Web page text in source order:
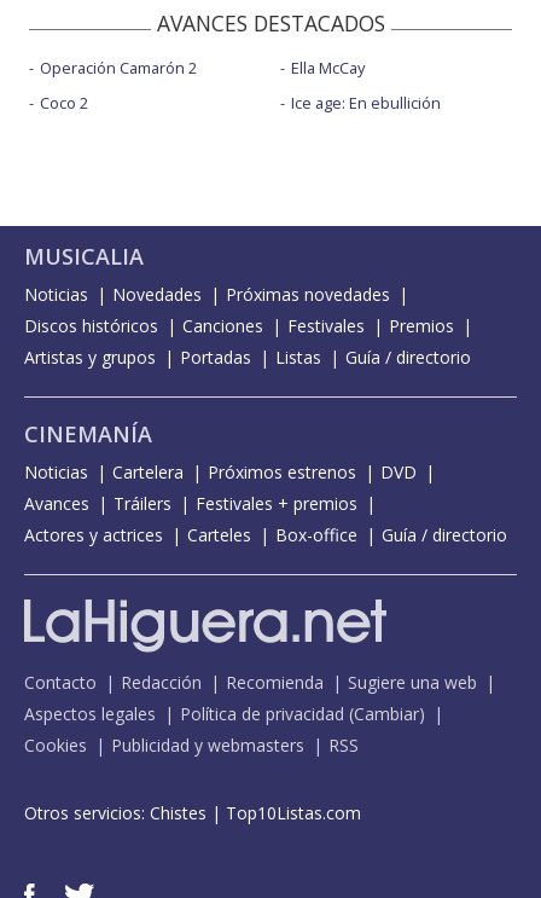
AVANCES DESTACADOS
Operación Camarón 2
Coco 2
Ella McCay
Ice age: En ebullición
MUSICALIA
Noticias Novedades
Próximas novedades
Discos históricos
Canciones Festivales
Premios
Artistas y grupos
Portadas Listas Guía / directorio
CINEMANÍA
Noticias Cartelera Próximos estrenos
DVD
Avances
Tráilers
Festivales + premios
Actores y actrices
Carteles Box-office Guía / directorio
Contacto Redacción Recomienda
Sugiere una web
Aspectos legales
Política de privacidad (Cambiar)
Cookies
Publicidad y webmasters RSS
Otros servicios: Chistes | Top10Listas.com